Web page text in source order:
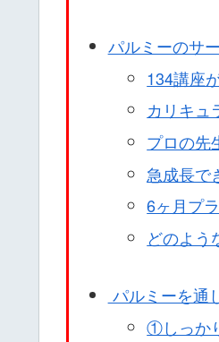
パルミーのサ
134講座
カリキュ
プロの先
急成長で
6ヶ月プ
どのよう
パルミーを通
①しっか